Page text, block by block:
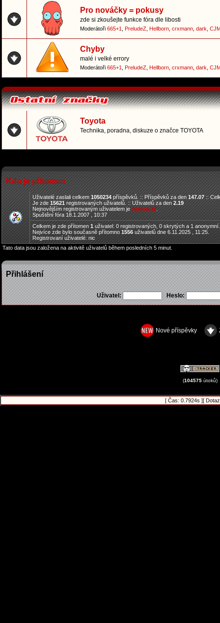
Pro nováčky = pokusy
zde si zkoušejte funkce fóra dle libosti
Moderátoři 665+1 PreludeZ Hellborn crxmann dark
Chyby
malé i velké errory
Moderátoři 665+1 PreludeZ Hellborn crxmann dark
Toyota
Technika, poradna, diskuze o značce TOYOTA
Kdo je přítomen
Uživatelé zaslali celkem1050234příspěvků. :: Příspěvků za den147.07::
Je zde15621 registrovaných uživatelů. :: Uživatelů za den2.19
Nejnovějším registrovaným uživatelem jecmvcrv35.
Spuštění fóra 18.1.2007 , 10:37
Celkem je zde přítomen 1 uživatel: 0 registrovaných, 0 skrytých a 1
Nejvíce zde bylo současně přítomno 1556 uživatelů dne 6.11.2025 , 11:25.
Registrovaní uživatelé: nic
Tato data jsou založena na aktivitě uživatelů během posledních 5 minut.
Přihlášení
Uživatel: Heslo:
Nové příspěvky
(104575útoků)
[ Čas: 0.7924s ][